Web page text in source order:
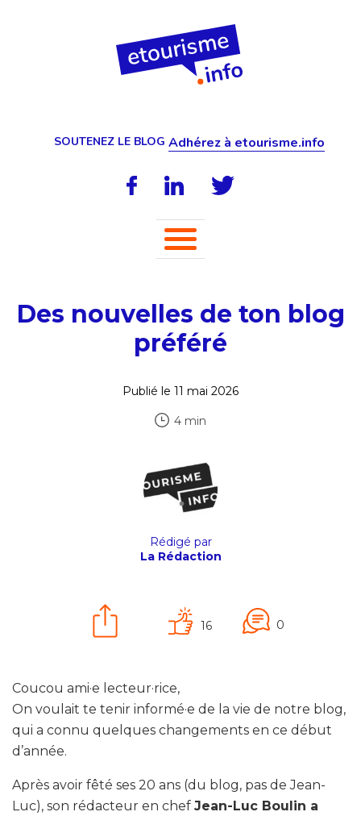
SOUTENEZ LE BLOG Adhérez à etourisme.info
Des nouvelles de ton blog
préféré
Publié le 11 mai 2026
4 min
Rédigé par
La Rédaction
16 0
Coucou ami·e lecteur·rice,
On voulait te tenir informé·e de la vie de notre blog,
qui a connu quelques changements en ce début
d’année.
Après avoir fêté ses 20 ans (du blog, pas de Jean-
Luc), son rédacteur en chef Jean-Luc Boulin a